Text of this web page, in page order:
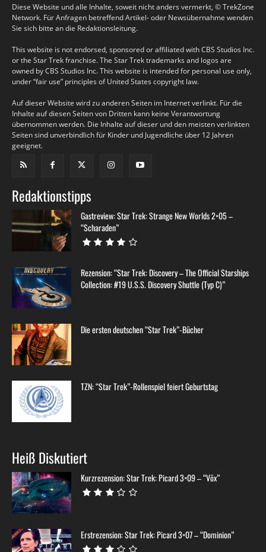
Diese Website und alle Inhalte, soweit nicht anders vermerkt, © TrekZone
Network. Für Anfragen betreffend Artikel- oder Newsübernahme wenden
Sie sich bitte an die Redaktionsleitung.
This website is not endorsed, sponsored or affiliated with CBS Studios Inc.
or the Star Trek franchise. The Star Trek trademarks and logos are
owned by CBS Studios Inc. This website is intended for personal use only,
under “fair use” principles of United States copyright law.
Auf dieser Website wird zu anderen Seiten im Internet verlinkt. Für die
Inhalte auf diesen Seiten von Dritten kann keine Verantwortung
übernommen werden. Die Inhalte auf dieser und den meisten verlinkten
Seiten sind unverbindlich für Kinder und Jugendliche über 12 Jahren
geeignet.
Redaktionstipps
Gastreview: Star Trek: Strange New Worlds 2×05 –
“Scharaden”
Rezension: “Star Trek: Discovery – The Official Starships
Collection: #19 U.S.S. Discovery Shuttle (Typ C)”
Die ersten deutschen “Star Trek”-Bücher
TZN: “Star Trek”-Rollenspiel feiert Geburtstag
Heiß Diskutiert
Kurzrezension: Star Trek: Picard 3×09 – “Võx”
Erstrezension: Star Trek: Picard 3×07 – “Dominion”